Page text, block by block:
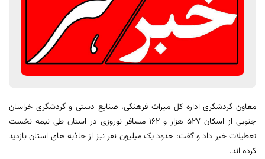
معاون گردشگری اداره کل میراث فرهنگی، صنایع دستی و گردشگری خراسان
جنوبی از اسکان 527 هزار و 162 مسافر نوروزی در استان طی نیمه نخست
تعطیلات خبر داد و گفت: حدود یک میلیون نفر نیز از جاذبه های استان بازدید
کرده اند.